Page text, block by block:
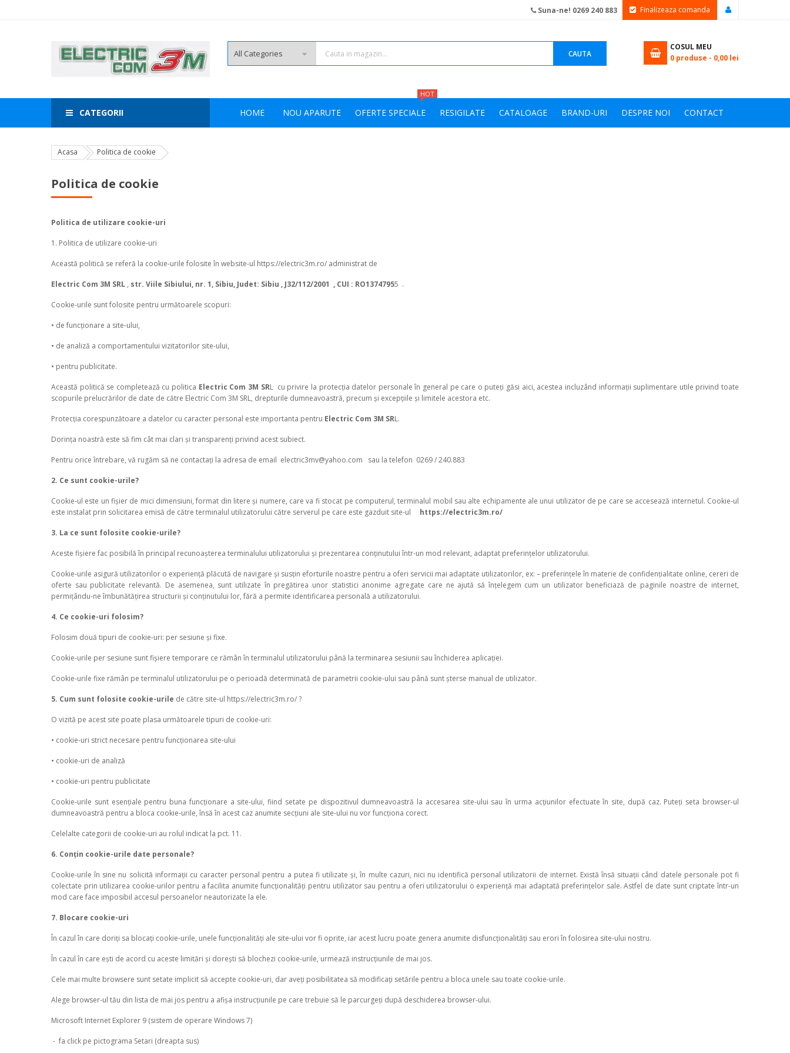
Suna-ne! 0269 240 883 Finalizeaza comanda
CAUTA
COSUL MEU
0 produse - 0,00 lei
HOME NOU APARUTE
HOT
OFERTE SPECIALE RESIGILATE CATALOAGE BRAND-URI DESPRE NOI CONTACT
CATEGORII
Acasa Politica de cookie
Politica de cookie
Politica de utilizare cookie-uri
1. Politica de utilizare cookie-uri
Această politică se referă la cookie-urile folosite în website-ul https://electric3m.ro/ administrat de
Electric Com 3M SRL , str. Viile Sibiului, nr. 1, Sibiu, Judet: Sibiu , J32/112/2001 , CUI : RO13747955 .
Cookie-urile sunt folosite pentru următoarele scopuri:
• de funcționare a site-ului,
• de analiză a comportamentului vizitatorilor site-ului,
• pentru publicitate.
Această politică se completează cu politica Electric Com 3M SRL cu privire la protecția datelor personale în general pe care o puteți găsi aici, acestea incluzând informații suplimentare utile privind toate
scopurile prelucrărilor de date de către Electric Com 3M SRL, drepturile dumneavoastră, precum și excepțiile și limitele acestora etc.
Protecția corespunzătoare a datelor cu caracter personal este importanta pentru Electric Com 3M SRL.
Dorința noastră este să fim cât mai clari și transparenți privind acest subiect.
Pentru orice întrebare, vă rugăm să ne contactați la adresa de email electric3mv@yahoo.com sau la telefon 0269 / 240.883
2. Ce sunt cookie-urile?
Cookie-ul este un fișier de mici dimensiuni, format din litere și numere, care va fi stocat pe computerul, terminalul mobil sau alte echipamente ale unui utilizator de pe care se accesează internetul. Cookie-ul
este instalat prin solicitarea emisă de către terminalul utilizatorului către serverul pe care este gazduit site-ul
https://electric3m.ro/
3. La ce sunt folosite cookie-urile?
Aceste fișiere fac posibilă în principal recunoașterea terminalului utilizatorului și prezentarea conținutului într-un mod relevant, adaptat preferințelor utilizatorului.
Cookie-urile asigură utilizatorilor o experiență plăcută de navigare și susțin eforturile noastre pentru a oferi servicii mai adaptate utilizatorilor, ex: – preferințele în materie de confidențialitate online, cereri de
oferte sau publicitate relevantă. De asemenea, sunt utilizate în pregătirea unor statistici anonime agregate care ne ajută să înțelegem cum un utilizator beneficiază de paginile noastre de internet,
permițându-ne îmbunătățirea structurii și conținutului lor, fără a permite identificarea personală a utilizatorului.
4. Ce cookie-uri folosim?
Folosim două tipuri de cookie-uri: per sesiune și fixe.
Cookie-urile per sesiune sunt fișiere temporare ce rămân în terminalul utilizatorului până la terminarea sesiunii sau închiderea aplicației.
Cookie-urile fixe rămân pe terminalul utilizatorului pe o perioadă determinată de parametrii cookie-ului sau până sunt șterse manual de utilizator.
5. Cum sunt folosite cookie-urile de către site-ul https://electric3m.ro/ ?
O vizită pe acest site poate plasa următoarele tipuri de cookie-uri:
• cookie-uri strict necesare pentru funcționarea site-ului
• cookie-uri de analiză
• cookie-uri pentru publicitate
Cookie-urile sunt esențiale pentru buna funcționare a site-ului, fiind setate pe dispozitivul dumneavoastră la accesarea site-ului sau în urma acțiunilor efectuate în site, după caz. Puteți seta browser-ul
dumneavoastră pentru a bloca cookie-urile, însă în acest caz anumite secțiuni ale site-ului nu vor funcționa corect.
Celelalte categorii de cookie-uri au rolul indicat la pct. 11.
6. Conțin cookie-urile date personale?
Cookie-urile în sine nu solicită informații cu caracter personal pentru a putea fi utilizate și, în multe cazuri, nici nu identifică personal utilizatorii de internet. Există însă situații când datele personale pot fi
colectate prin utilizarea cookie-urilor pentru a facilita anumite funcționalități pentru utilizator sau pentru a oferi utilizatorului o experiență mai adaptată preferințelor sale. Astfel de date sunt criptate într-un
mod care face imposibil accesul persoanelor neautorizate la ele.
7. Blocare cookie-uri
În cazul în care doriți sa blocați cookie-urile, unele funcționalități ale site‑ului vor fi oprite, iar acest lucru poate genera anumite disfuncționalități sau erori în folosirea site-ului nostru.
În cazul în care ești de acord cu aceste limitări și dorești să blochezi cookie-urile, urmează instrucțiunile de mai jos.
Cele mai multe browsere sunt setate implicit să accepte cookie-uri, dar aveți posibilitatea să modificați setările pentru a bloca unele sau toate cookie-urile.
Alege browser-ul tău din lista de mai jos pentru a afișa instrucțiunile pe care trebuie să le parcurgeți după deschiderea browser-ului.
Microsoft Internet Explorer 9 (sistem de operare Windows 7)
- fa click pe pictograma Setari (dreapta sus)